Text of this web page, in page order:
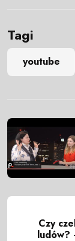
Tagi
youtube
Czy
ludów?